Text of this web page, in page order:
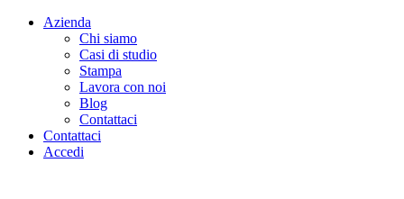
Azienda
Chi siamo
Casi di studio
Stampa
Lavora con noi
Blog
Contattaci
Contattaci
Accedi